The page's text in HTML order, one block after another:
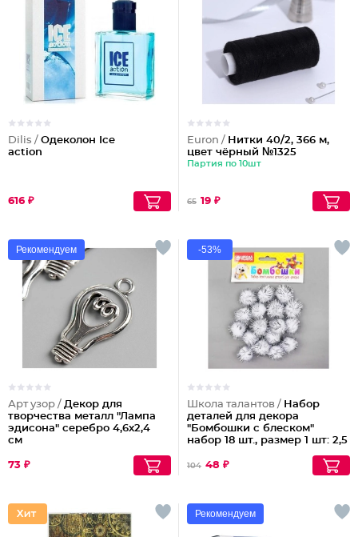
Dilis / Одеколон Ice
action
616 ₽
Euron / Нитки 40/2, 366 м,
цвет чёрный №1325
Партия по 10шт
65 19 ₽
Рекомендуем
Арт узор / Декор для
творчества металл "Лампа
эдисона" серебро 4,6х2,4
см
73 ₽
-53%
Школа талантов / Набор
деталей для декора
"Бомбошки с блеском"
набор 18 шт., размер 1 шт: 2,5
104 48 ₽
Рекомендуем